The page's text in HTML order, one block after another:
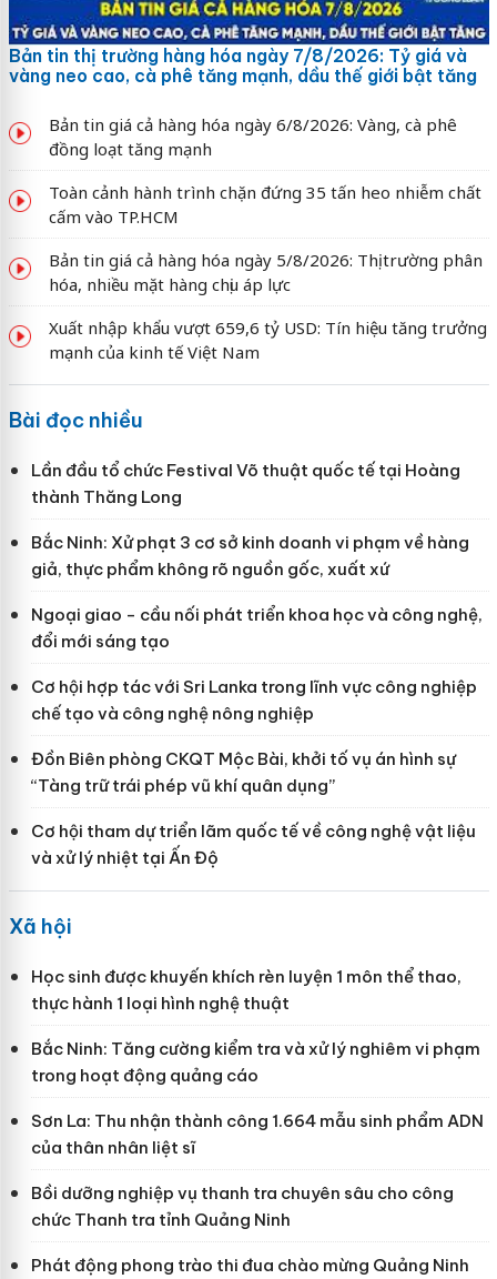
Bản tin thị trường hàng hóa ngày 7/8/2026: Tỷ giá và
vàng neo cao, cà phê tăng mạnh, dầu thế giới bật tăng
Bản tin giá cả hàng hóa ngày 6/8/2026: Vàng, cà phê
đồng loạt tăng mạnh
Toàn cảnh hành trình chặn đứng 35 tấn heo nhiễm chất
cấm vào TP.HCM
Bản tin giá cả hàng hóa ngày 5/8/2026: Thị trường phân
hóa, nhiều mặt hàng chịu áp lực
Xuất nhập khẩu vượt 659,6 tỷ USD: Tín hiệu tăng trưởng
mạnh của kinh tế Việt Nam
Bài đọc nhiều
Lần đầu tổ chức Festival Võ thuật quốc tế tại Hoàng
thành Thăng Long
Bắc Ninh: Xử phạt 3 cơ sở kinh doanh vi phạm về hàng
giả, thực phẩm không rõ nguồn gốc, xuất xứ
Ngoại giao - cầu nối phát triển khoa học và công nghệ,
đổi mới sáng tạo
Cơ hội hợp tác với Sri Lanka trong lĩnh vực công nghiệp
chế tạo và công nghệ nông nghiệp
Đồn Biên phòng CKQT Mộc Bài, khởi tố vụ án hình sự
“Tàng trữ trái phép vũ khí quân dụng”
Cơ hội tham dự triển lãm quốc tế về công nghệ vật liệu
và xử lý nhiệt tại Ấn Độ
Xã hội
Học sinh được khuyến khích rèn luyện 1 môn thể thao,
thực hành 1 loại hình nghệ thuật
Bắc Ninh: Tăng cường kiểm tra và xử lý nghiêm vi phạm
trong hoạt động quảng cáo
Sơn La: Thu nhận thành công 1.664 mẫu sinh phẩm ADN
của thân nhân liệt sĩ
Bồi dưỡng nghiệp vụ thanh tra chuyên sâu cho công
chức Thanh tra tỉnh Quảng Ninh
Phát động phong trào thi đua chào mừng Quảng Ninh